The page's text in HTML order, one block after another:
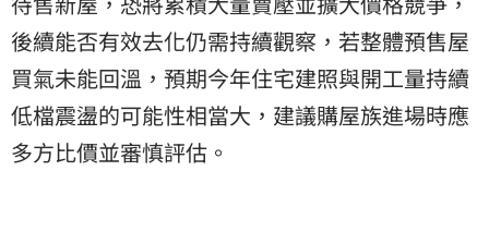
後續能否有效去化仍需持續觀察，若整體預售屋
買氣未能回溫，預期今年住宅建照與開工量持續
低檔震盪的可能性相當大，建議購屋族進場時應
多方比價並審慎評估。